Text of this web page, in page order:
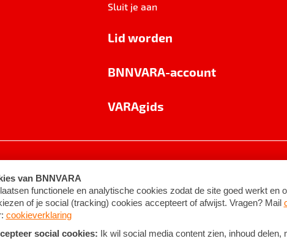
Sluit je aan
Lid worden
BNNVARA-account
VARAgids
Algemene voorwaarden ©2026BNNVARA